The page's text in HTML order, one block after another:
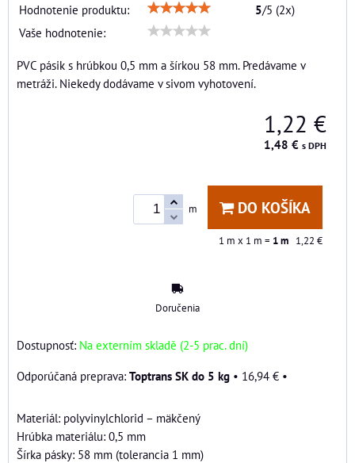
Hodnotenie produktu: 5/5 (2x)
Vaše hodnotenie:
PVC pásik s hrúbkou 0,5 mm a šírkou 58 mm. Predávame v
metráži. Niekedy dodávame v sivom vyhotovení.
1,22 €
1,48 € s DPH
m DO KOŠÍKA
1 m x 1 m = 1m 1,22 €
Doručenia
Dostupnosť: Na externím skladě (2-5 prac. dní)
Toptrans SK do 5 kg • 16,94 € •
Materiál: polyvinylchlorid – mäkčený
Hrúbka materiálu: 0,5 mm
Šírka pásky: 58 mm (tolerancia 1 mm)